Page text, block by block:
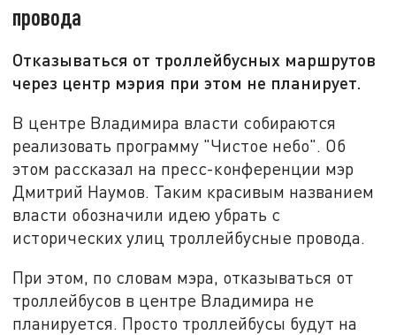
провода
Отказываться от троллейбусных маршрутов
через центр мэрия при этом не планирует.
В центре Владимира власти собираются
реализовать программу "Чистое небо". Об
этом рассказал на пресс-конференции мэр
Дмитрий Наумов. Таким красивым названием
власти обозначили идею убрать с
исторических улиц троллейбусные провода.
При этом, по словам мэра, отказываться от
троллейбусов в центре Владимира не
планируется. Просто троллейбусы будут на